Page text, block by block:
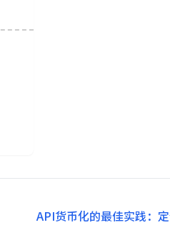
API货币化的最佳实践：